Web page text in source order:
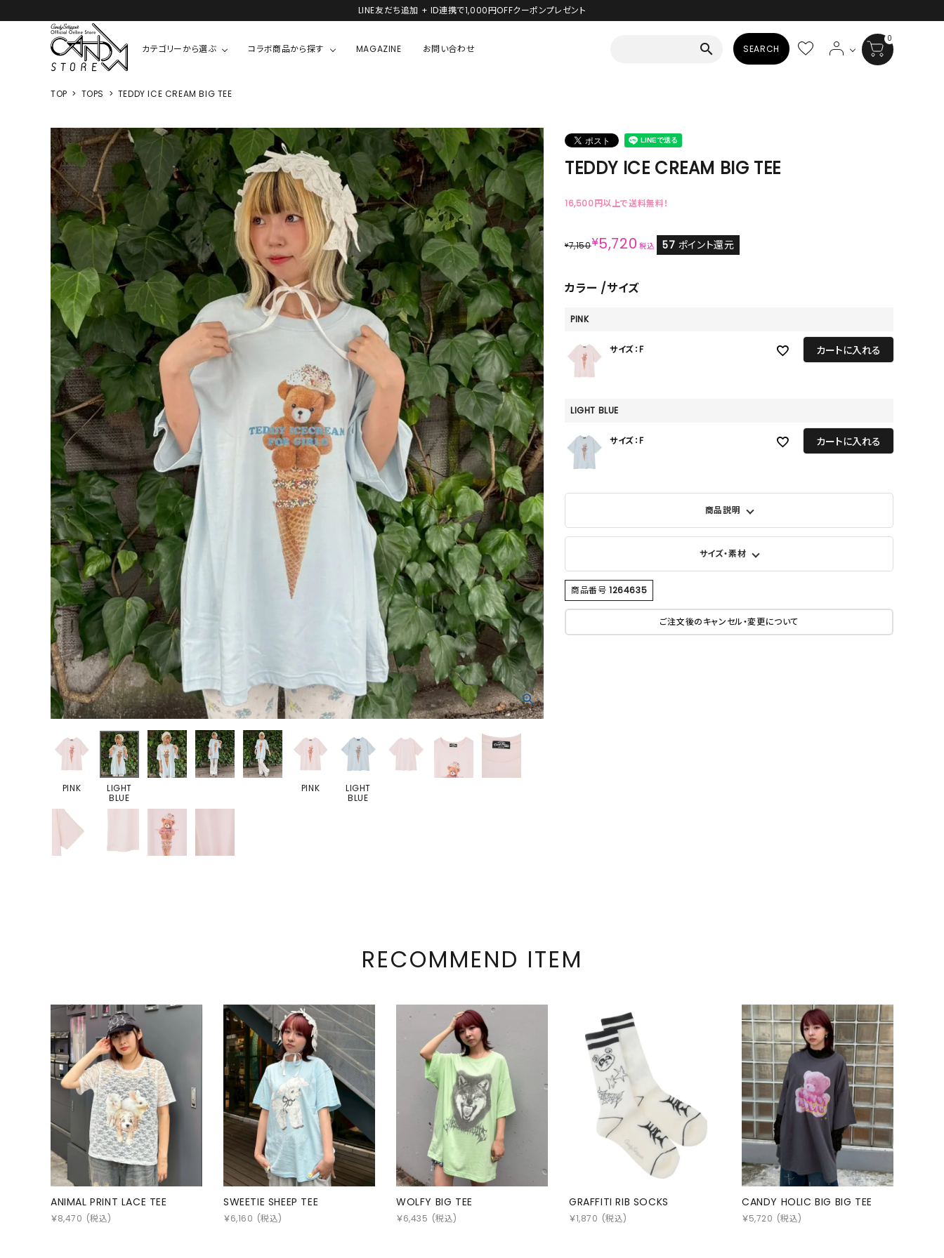
新規会員登録で1,000円分のポイントプレゼント！
カテゴリーから選ぶ
ALL
T-SHIRT
CUTSEW
SWEAT
KNIT
CARDIGAN
OTHER
ALL
SHIRT
BLOUSES
ALL
JACKET
OUTER
ONE PIECE
ALL
ONE PIECE
JUMPER SKIRT
PANTS
PANTS
DENIM
SHORT PANTS
SALOPETTE
SKIRT
ALL
PEPE
ALL
SALE
ALL
HAT
ALL
コラボ商品から探す
COOKIE BOY ニャニィニュニェニョン
ちびまる子ちゃん はぴだんぶい
チャーミーキティ Hohokam DINER
ウサハナ シナモロール
クレヨンしんちゃん MIKIOSAKABE・THREE TREASURES
HELLO KITTY ダンダダン
MAGAZINE お問い合わせ search SEARCH
0
TOP TOPS TEDDY ICE CREAM BIG TEE
PINK
LIGHT
BLUE
PINK
LIGHT
BLUE
TEDDY ICE CREAM BIG TEE
16,500円以上で送料無料！
¥7,150¥5,720 税込 57 ポイント還元
カラー サイズ
PINK
サイズ：F カートに入れる
LIGHT BLUE
サイズ：F カートに入れる
商品説明
サイズ・素材
商品番号 1264635
ご注文後のキャンセル・変更について
RECOMMEND ITEM
ANIMAL PRINT LACE TEE
￥8,470 (税込)
SWEETIE SHEEP TEE
￥6,160 (税込)
WOLFY BIG TEE
￥6,435 (税込)
GRAFFITI RIB SOCKS
￥1,870 (税込)
CANDY HOLIC BIG BIG TEE
￥5,720 (税込)